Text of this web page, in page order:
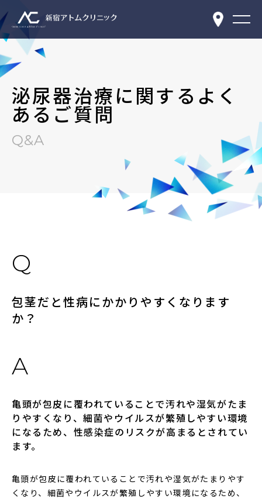
泌尿器治療に関するよく
あるご質問
Q&A
包茎だと性病にかかりやすくなります
か？
亀頭が包皮に覆われていることで汚れや湿気がたま
りやすくなり、細菌やウイルスが繁殖しやすい環境
になるため、性感染症のリスクが高まるとされてい
ます。
亀頭が包皮に覆われていることで汚れや湿気がたまりやす
くなり、細菌やウイルスが繁殖しやすい環境になるため、